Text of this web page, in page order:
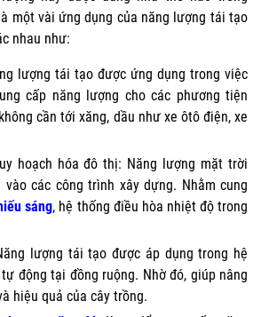
một vài ứng dụng của năng lượng tái tạo
nhau như:
lượng tái tạo được ứng dụng trong việc
cấp năng lượng cho các phương tiện
cần tới xăng, dầu như xe ôtô điện, xe
hoạch hóa đô thị: Năng lượng mặt trời
các công trình xây dựng. Nhằm cung
sáng, hệ thống điều hòa nhiệt độ trong
lượng tái tạo được áp dụng trong hệ
động tại đồng ruộng. Nhờ đó, giúp nâng
hiệu quả của cây trồng.